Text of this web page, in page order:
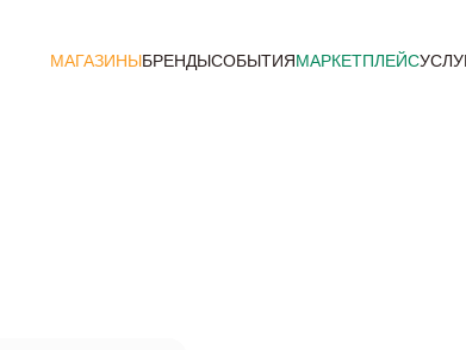
МАГАЗИНЫБРЕНДЫСОБЫТИЯМАРКЕТПЛЕЙС